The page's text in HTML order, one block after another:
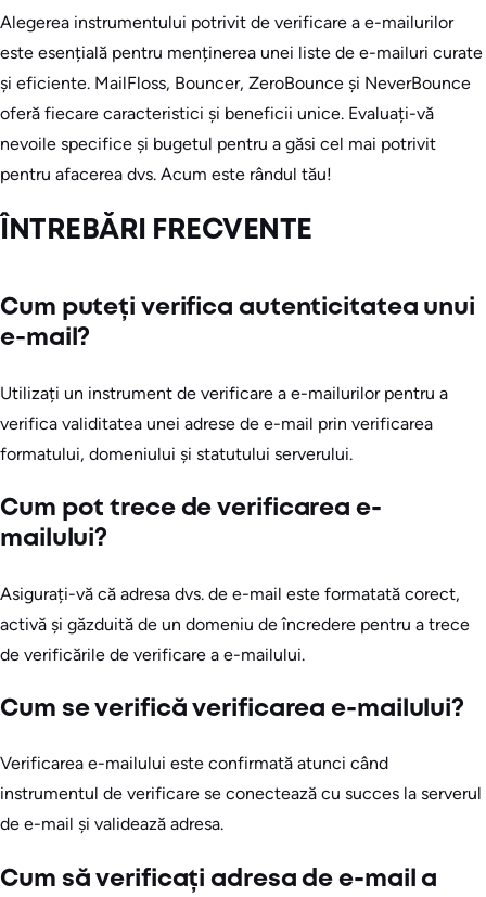
Alegerea instrumentului potrivit de verificare a e-mailurilor
este esențială pentru menținerea unei liste de e-mailuri curate
și eficiente. MailFloss, Bouncer, ZeroBounce și NeverBounce
oferă fiecare caracteristici și beneficii unice. Evaluați-vă
nevoile specifice și bugetul pentru a găsi cel mai potrivit
pentru afacerea dvs. Acum este rândul tău!
ÎNTREBĂRI FRECVENTE
Cum puteți verifica autenticitatea unui
e-mail?
Utilizați un instrument de verificare a e-mailurilor pentru a
verifica validitatea unei adrese de e-mail prin verificarea
formatului, domeniului și statutului serverului.
Cum pot trece de verificarea e-
mailului?
Asigurați-vă că adresa dvs. de e-mail este formatată corect,
activă și găzduită de un domeniu de încredere pentru a trece
de verificările de verificare a e-mailului.
Cum se verifică verificarea e-mailului?
Verificarea e-mailului este confirmată atunci când
instrumentul de verificare se conectează cu succes la serverul
de e-mail și validează adresa.
Cum să verificați adresa de e-mail a